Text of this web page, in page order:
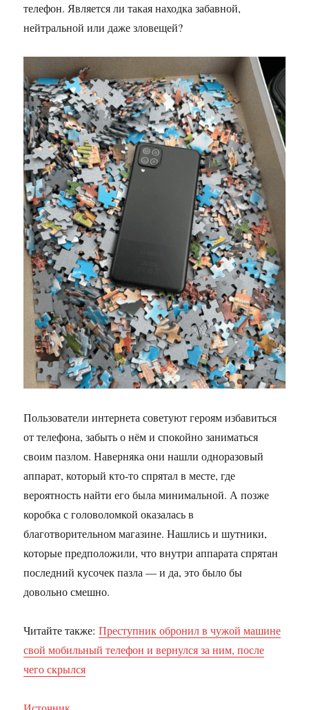
телефон. Является ли такая находка забавной,
нейтральной или даже зловещей?
Пользователи интернета советуют героям избавиться
от телефона, забыть о нём и спокойно заниматься
своим пазлом. Наверняка они нашли одноразовый
аппарат, который кто-то спрятал в месте, где
вероятность найти его была минимальной. А позже
коробка с головоломкой оказалась в
благотворительном магазине. Нашлись и шутники,
которые предположили, что внутри аппарата спрятан
последний кусочек пазла — и да, это было бы
довольно смешно.
Читайте также:Преступник обронил в чужой машине
свой мобильный телефон и вернулся за ним, после
чего скрылся